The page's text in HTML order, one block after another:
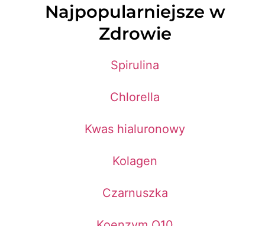
Najpopularniejsze w
Zdrowie
Spirulina
Chlorella
Kwas hialuronowy
Kolagen
Czarnuszka